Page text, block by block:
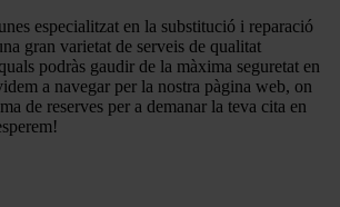
especialitzat en la substitució i reparació
gran varietat de serveis de qualitat
podràs gaudir de la màxima seguretat en
a navegar per la nostra pàgina web, on
de reserves per a demanar la teva cita en